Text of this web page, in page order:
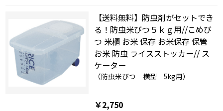
【送料無料】防虫剤がセットでき
る！防虫米びつ５ｋｇ用//こめび
つ 米櫃 お米 保存 お米保存 保管
お米 防虫 ライスストッカー// ス
ケーター
（防虫米びつ 横型 5kg用）
￥2,750